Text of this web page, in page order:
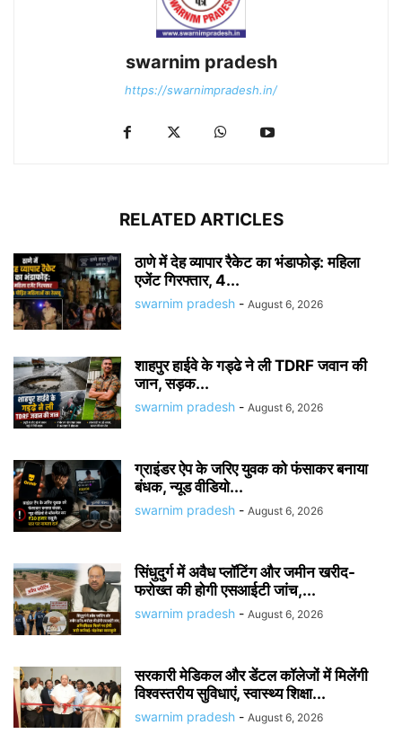
swarnim pradesh
https://swarnimpradesh.in/
RELATED ARTICLES
ठाणे में देह व्यापार रैकेट का भंडाफोड़: महिला
एजेंट गिरफ्तार, 4...
swarnim pradesh - August 6, 2026
शाहपुर हाईवे के गड्ढे ने ली TDRF जवान की
जान, सड़क...
swarnim pradesh - August 6, 2026
ग्राइंडर ऐप के जरिए युवक को फंसाकर बनाया
बंधक, न्यूड वीडियो...
swarnim pradesh - August 6, 2026
सिंधुदुर्ग में अवैध प्लॉटिंग और जमीन खरीद-
फरोख्त की होगी एसआईटी जांच,...
swarnim pradesh - August 6, 2026
सरकारी मेडिकल और डेंटल कॉलेजों में मिलेंगी
विश्वस्तरीय सुविधाएं, स्वास्थ्य शिक्षा...
swarnim pradesh - August 6, 2026